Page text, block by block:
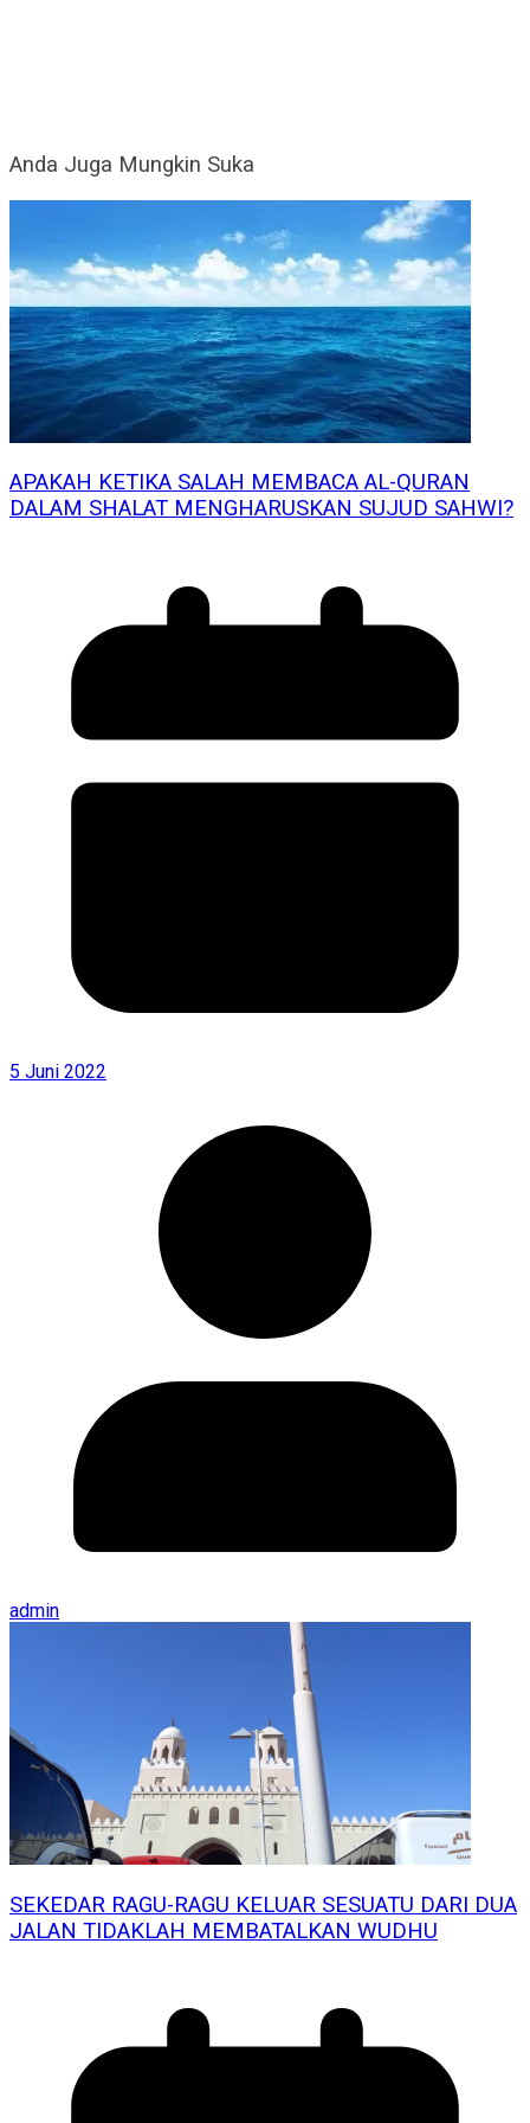
Anda Juga Mungkin Suka
APAKAH KETIKA SALAH MEMBACA AL-QURAN
DALAM SHALAT MENGHARUSKAN SUJUD SAHWI?
5 Juni 2022
admin
SEKEDAR RAGU-RAGU KELUAR SESUATU DARI DUA
JALAN TIDAKLAH MEMBATALKAN WUDHU